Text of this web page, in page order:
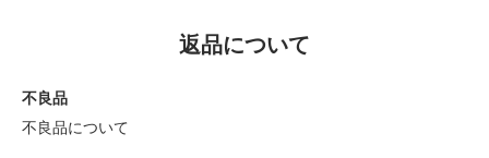
返品について
不良品
不良品について